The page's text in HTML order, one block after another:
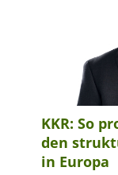
KKR: So
den
in Europa